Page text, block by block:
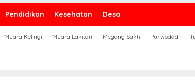
Pendidikan Kesehatan Desa
Muara Kelingi Muara Lakitan Megang Sakti Purwodadi